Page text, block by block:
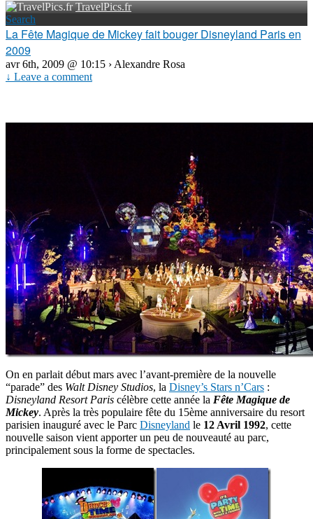
TravelPics.fr
Search
La Fête Magique de Mickey fait bouger Disneyland Paris en
2009
avr 6th, 2009 @ 10:15 › Alexandre Rosa
↓ Leave a comment
On en parlait début mars avec l’avant-première de la nouvelle
“parade” des Walt Disney Studios, la Disney’s Stars n’Cars :
Disneyland Resort Paris célèbre cette année la Fête Magique de
Mickey. Après la très populaire fête du 15ème anniversaire du resort
parisien inauguré avec le Parc Disneyland le 12 Avril 1992, cette
nouvelle saison vient apporter un peu de nouveauté au parc,
principalement sous la forme de spectacles.